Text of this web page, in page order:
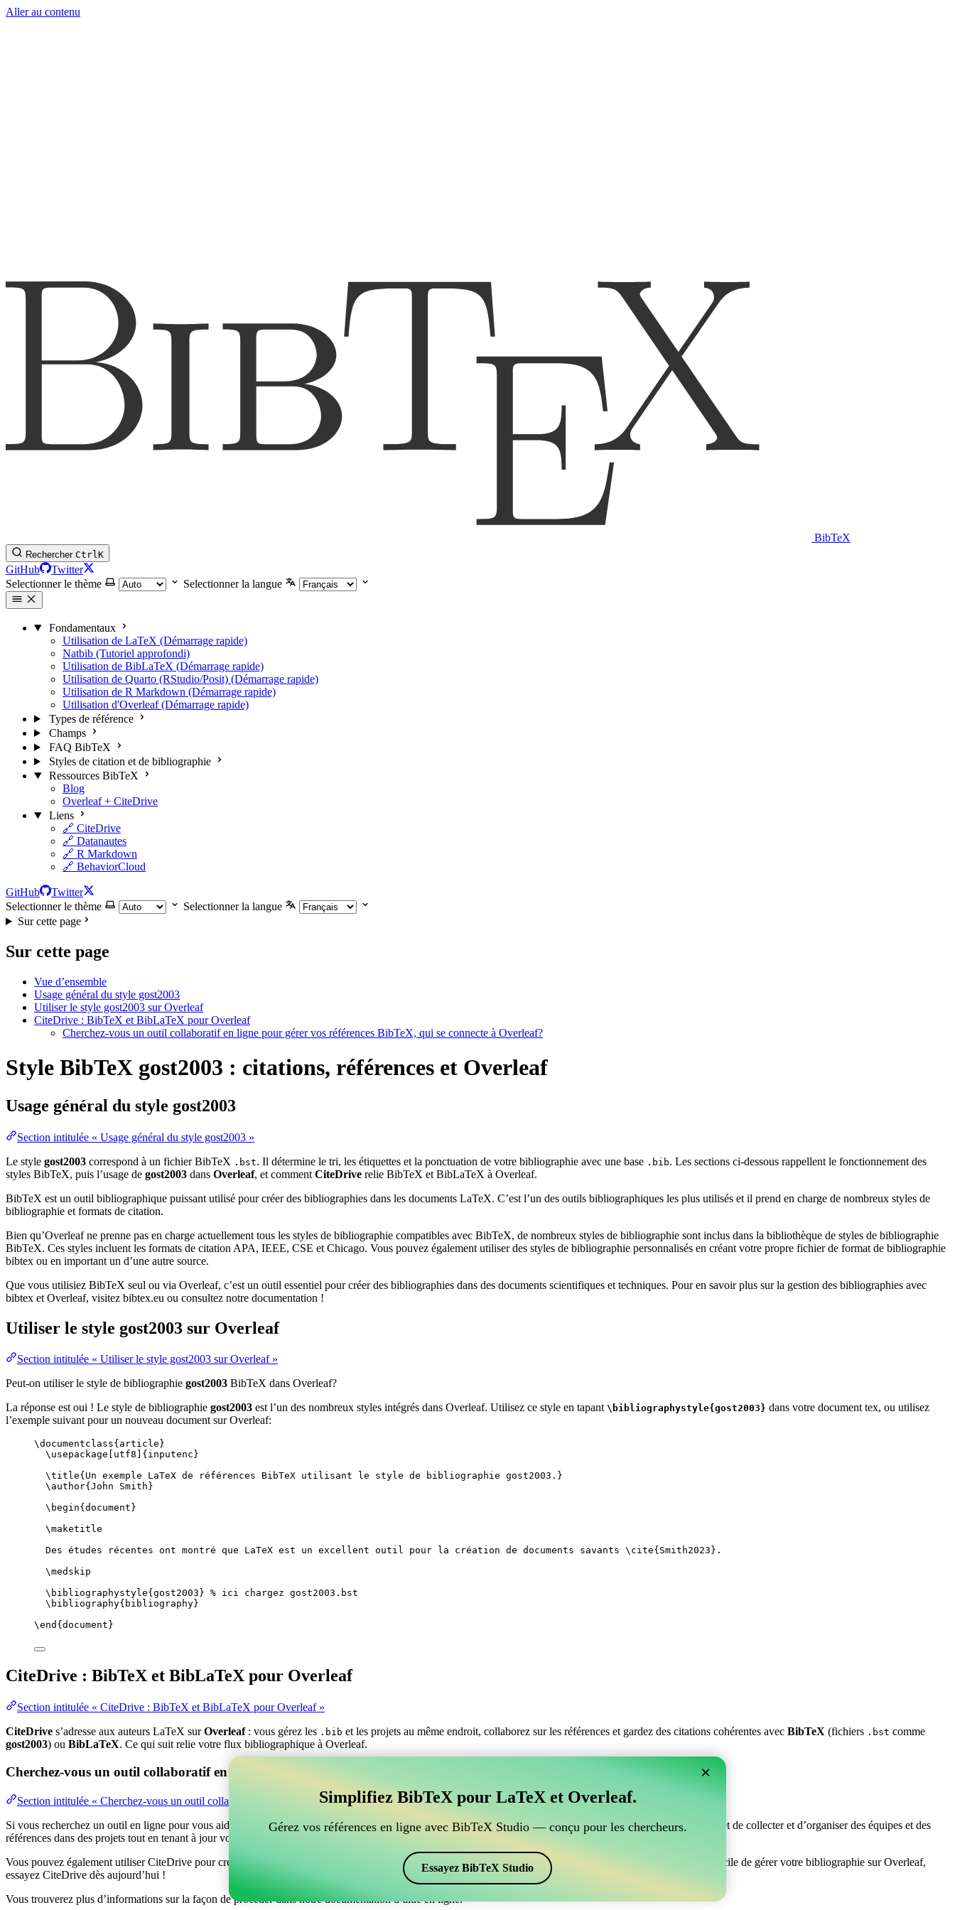
Aller au contenu
BibTeX
Rechercher CtrlK
GitHub
Twitter
Selectionner le thème
Selectionner la langue
Fondamentaux
Utilisation de LaTeX (Démarrage rapide)
Natbib (Tutoriel approfondi)
Utilisation de BibLaTeX (Démarrage rapide)
Utilisation de Quarto (RStudio/Posit) (Démarrage rapide)
Utilisation de R Markdown (Démarrage rapide)
Utilisation d'Overleaf (Démarrage rapide)
Types de référence
Champs
FAQ BibTeX
Styles de citation et de bibliographie
Ressources BibTeX
Blog
Overleaf + CiteDrive
Liens
🔗 CiteDrive
🔗 Datanautes
🔗 R Markdown
🔗 BehaviorCloud
GitHub
Twitter
Selectionner le thème
Selectionner la langue
Sur cette page
Sur cette page
Vue d’ensemble
Usage général du style gost2003
Utiliser le style gost2003 sur Overleaf
CiteDrive : BibTeX et BibLaTeX pour Overleaf
Cherchez-vous un outil collaboratif en ligne pour gérer vos références BibTeX, qui se connecte à Overleaf?
Style BibTeX gost2003 : citations, références et Overleaf
Usage général du style gost2003
Section intitulée « Usage général du style gost2003 »
Le style gost2003 correspond à un fichier BibTeX .bst. Il détermine le tri, les étiquettes et la ponctuation de votre bibliographie avec une base .bib. Les sections ci-dessous rappellent le fonctionnement des
styles BibTeX, puis l’usage de gost2003 dans Overleaf, et comment CiteDrive relie BibTeX et BibLaTeX à Overleaf.
BibTeX est un outil bibliographique puissant utilisé pour créer des bibliographies dans les documents LaTeX. C’est l’un des outils bibliographiques les plus utilisés et il prend en charge de nombreux styles de
bibliographie et formats de citation.
Bien qu’Overleaf ne prenne pas en charge actuellement tous les styles de bibliographie compatibles avec BibTeX, de nombreux styles de bibliographie sont inclus dans la bibliothèque de styles de bibliographie
BibTeX. Ces styles incluent les formats de citation APA, IEEE, CSE et Chicago. Vous pouvez également utiliser des styles de bibliographie personnalisés en créant votre propre fichier de format de bibliographie
bibtex ou en important un d’une autre source.
Que vous utilisiez BibTeX seul ou via Overleaf, c’est un outil essentiel pour créer des bibliographies dans des documents scientifiques et techniques. Pour en savoir plus sur la gestion des bibliographies avec
bibtex et Overleaf, visitez bibtex.eu ou consultez notre documentation !
Utiliser le style gost2003 sur Overleaf
Section intitulée « Utiliser le style gost2003 sur Overleaf »
Peut-on utiliser le style de bibliographie gost2003 BibTeX dans Overleaf?
La réponse est oui ! Le style de bibliographie gost2003 est l’un des nombreux styles intégrés dans Overleaf. Utilisez ce style en tapant \bibliographystyle{gost2003} dans votre document tex, ou utilisez
l’exemple suivant pour un nouveau document sur Overleaf:
\documentclass{ article }
\usepackage
utf8 ]{ inputenc }
\title{Un exemple LaTeX de références BibTeX utilisant le style de bibliographie gost2003.}
\author{John Smith}
\begin{ document }
\maketitle
Des études récentes ont montré que LaTeX est un excellent outil pour la création de documents savants \cite{ Smith2023 }.
\medskip
\bibliographystyle{gost2003} % ici chargez gost2003.bst
\bibliography{bibliography}
\end { document }
CiteDrive : BibTeX et BibLaTeX pour Overleaf
Section intitulée « CiteDrive : BibTeX et BibLaTeX pour Overleaf »
CiteDrive s’adresse aux auteurs LaTeX surOverleaf: vous gérez les .bib et les projets au même endroit, collaborez sur les références et gardez des citations cohérentes avec BibTeX (fichiers .bst comme
gost2003) ou BibLaTeX. Ce qui suit relie votre flux bibliographique à Overleaf.
Cherchez-vous un outil collaboratif en ligne pour gérer vos références BibTeX, qui se connecte à Overleaf?
Section intitulée « Cherchez-vous un outil collaboratif en ligne pour gérer vos références BibTeX, qui se connecte à Overleaf? »
Si vous recherchez un outil en ligne pour vous aider à gérer vos références, citations et bibliographie dans Overleaf, CiteDrive pourrait être parfait ! Il vous permet de collecter et d’organiser des équipes et des
références dans des projets tout en tenant à jour vos entrées BibTeX dans votre projet Overleaf.
Vous pouvez également utiliser CiteDrive pour créer des bibliographies et des citations dans différents styles, y compris gost2003. Si vous cherchez un moyen facile de gérer votre bibliographie sur Overleaf,
essayez CiteDrive dès aujourd’hui !
Vous trouverez plus d’informations sur la façon de procéder dans notre documentation d’aide en ligne.
×
Simplifiez BibTeX pour LaTeX et Overleaf.
Gérez vos références en ligne avec BibTeX Studio — conçu pour les chercheurs.
Essayez BibTeX Studio